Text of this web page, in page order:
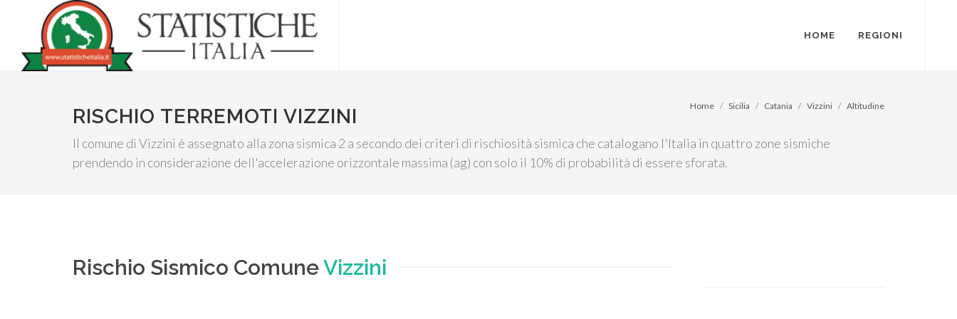
HOME REGIONI
RISCHIO TERREMOTI VIZZINI
Il comune di Vizzini è assegnato alla zona sismica 2 a secondo dei criteri di rischiosità sismica che catalogano l'Italia in quattro zone sismiche
prendendo in considerazione dell'accelerazione orizzontale massima (ag) con solo il 10% di probabilità di essere sforata.
Home Sicilia Catania Vizzini Altitudine
Rischio Sismico ComuneVizzini